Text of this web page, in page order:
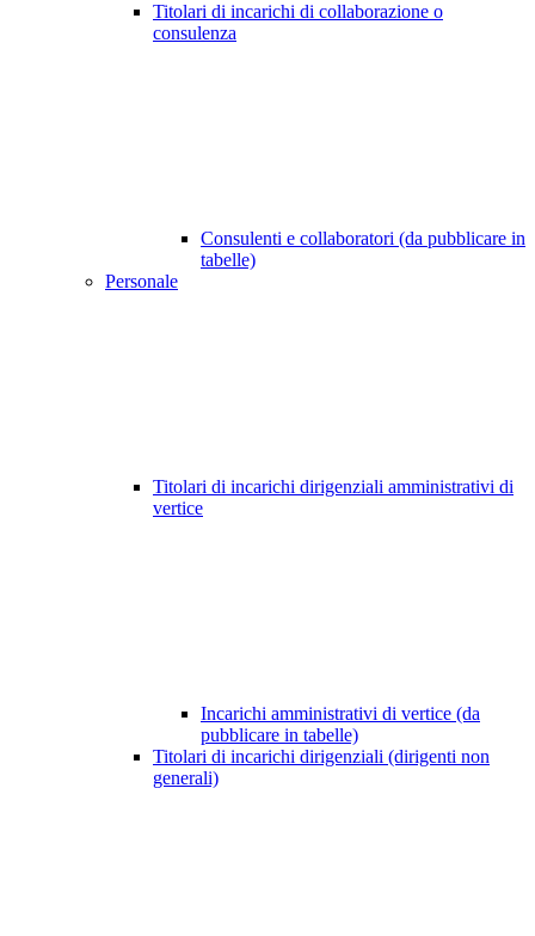
Titolari di incarichi di collaborazione o
consulenza
Consulenti e collaboratori (da pubblicare in
tabelle)
Personale
Titolari di incarichi dirigenziali amministrativi di
vertice
Incarichi amministrativi di vertice (da
pubblicare in tabelle)
Titolari di incarichi dirigenziali (dirigenti non
generali)